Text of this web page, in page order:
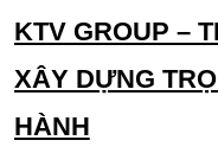
KTV GROUP –
XÂY DỰNG
HÀNH